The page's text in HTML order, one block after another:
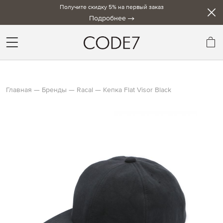
Получите скидку 5% на первый заказ
Подробнее
Главная Бренды Racal Кепка Flat Visor Black